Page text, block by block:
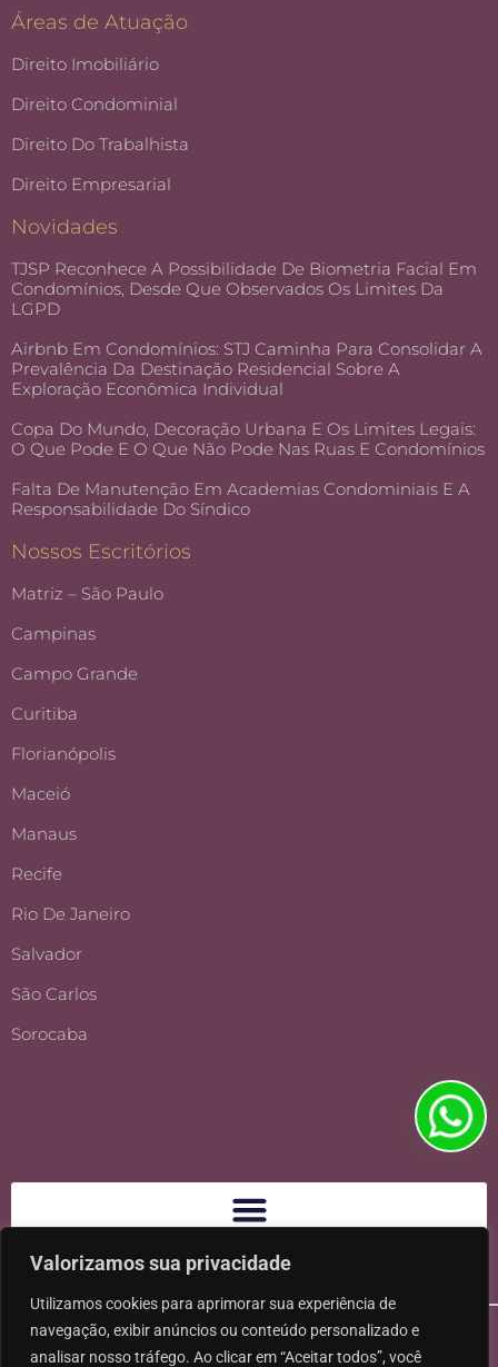
Valorizamos sua privacidade
Utilizamos cookies para aprimorar sua experiência de
navegação, exibir anúncios ou conteúdo personalizado e
analisar nosso tráfego. Ao clicar em “Aceitar todos”, você
Áreas de Atuação
Direito Imobiliário
Direito Condominial
Direito Do Trabalhista
Direito Empresarial
Novidades
TJSP Reconhece A Possibilidade De Biometria Facial Em
Condomínios, Desde Que Observados Os Limites Da
LGPD
Airbnb Em Condomínios: STJ Caminha Para Consolidar A
Prevalência Da Destinação Residencial Sobre A
Exploração Econômica Individual
Copa Do Mundo, Decoração Urbana E Os Limites Legais:
O Que Pode E O Que Não Pode Nas Ruas E Condomínios
Falta De Manutenção Em Academias Condominiais E A
Responsabilidade Do Síndico
Nossos Escritórios
Matriz – São Paulo
Campinas
Campo Grande
Curitiba
Florianópolis
Maceió
Manaus
Recife
Rio De Janeiro
Salvador
São Carlos
Sorocaba